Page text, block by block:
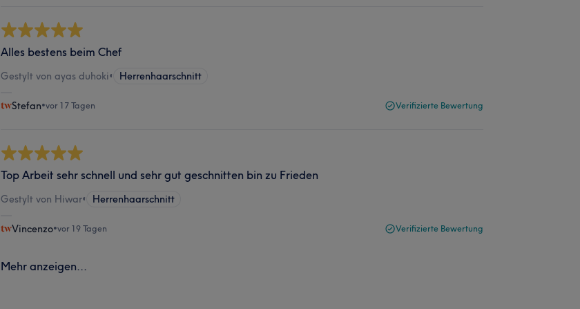
Alles bestens beim Chef
Gestylt von ayas duhoki• Herrenhaarschnitt
Stefan•vor 17 Tagen Verifizierte Bewertung
Top Arbeit sehr schnell und sehr gut geschnitten bin zu Frieden
Gestylt von Hiwar• Herrenhaarschnitt
Vincenzo•vor 19 Tagen Verifizierte Bewertung
Mehr anzeigen...